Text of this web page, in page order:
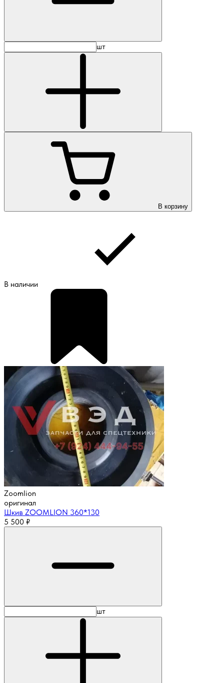
шт
В корзину
В наличии
Zoomlion
оригинал
Шкив ZOOMLION 360*130
5 500 ₽
шт